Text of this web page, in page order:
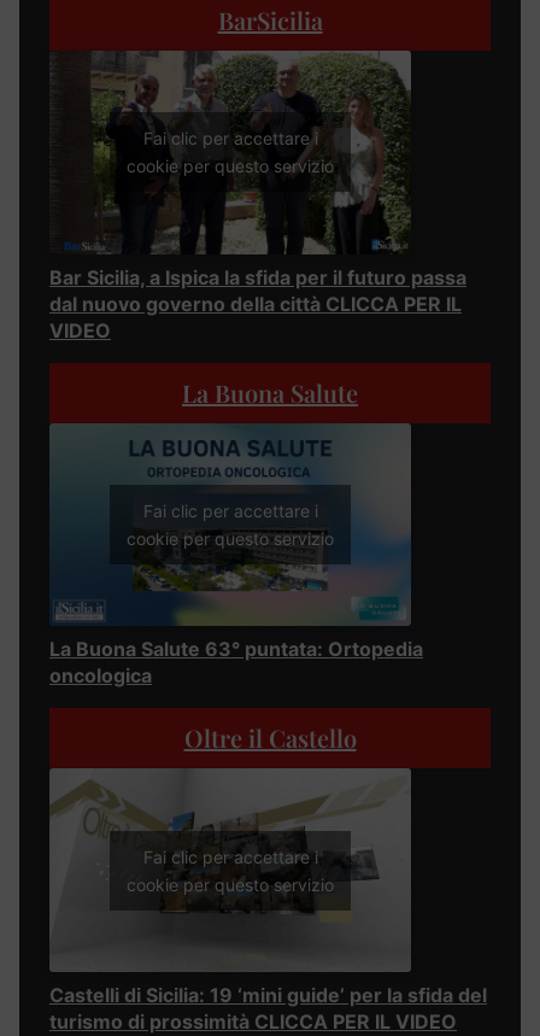
BarSicilia
Fai clic per accettare i
cookie per questo servizio
Bar Sicilia, a Ispica la sfida per il futuro passa
dal nuovo governo della città CLICCA PER IL
VIDEO
La Buona Salute
Fai clic per accettare i
cookie per questo servizio
La Buona Salute 63° puntata: Ortopedia
oncologica
Oltre il Castello
Fai clic per accettare i
cookie per questo servizio
Castelli di Sicilia: 19 ‘mini guide’ per la sfida del
turismo di prossimità CLICCA PER IL VIDEO